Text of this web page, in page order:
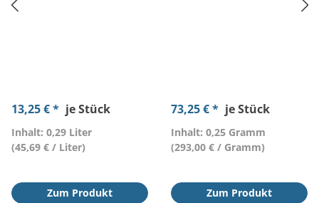
13,25 € * je Stück
Inhalt: 0,29 Liter
(45,69 € / Liter)
Zum Produkt
73,25 € * je Stück
Inhalt: 0,25 Gramm
(293,00 € / Gramm)
Zum Produkt